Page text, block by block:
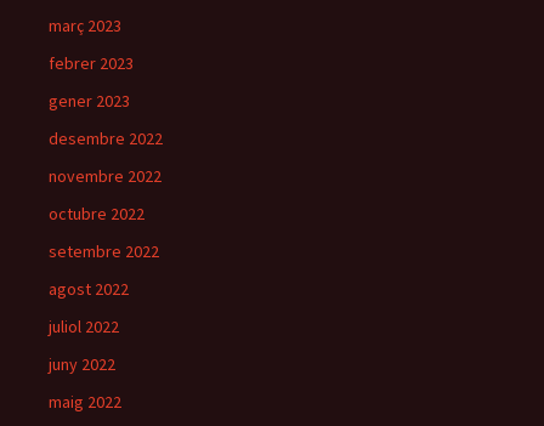
març 2023
febrer 2023
gener 2023
desembre 2022
novembre 2022
octubre 2022
setembre 2022
agost 2022
juliol 2022
juny 2022
maig 2022